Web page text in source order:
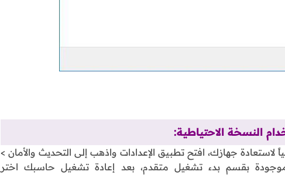
النسخة الاحتياطية:
لاستعادة جهازك، افتح تطبيق الإعدادات واذهب إلى التحديث والأمان >
بقسم بدء تشغيل متقدم، بعد إعادة تشغيل حاسبك اختر